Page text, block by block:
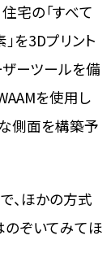
宅の「すべて
を3Dプリント
ザーツールを備
を使用し
側面を構築予
、ほかの方式
のぞいてみてほ